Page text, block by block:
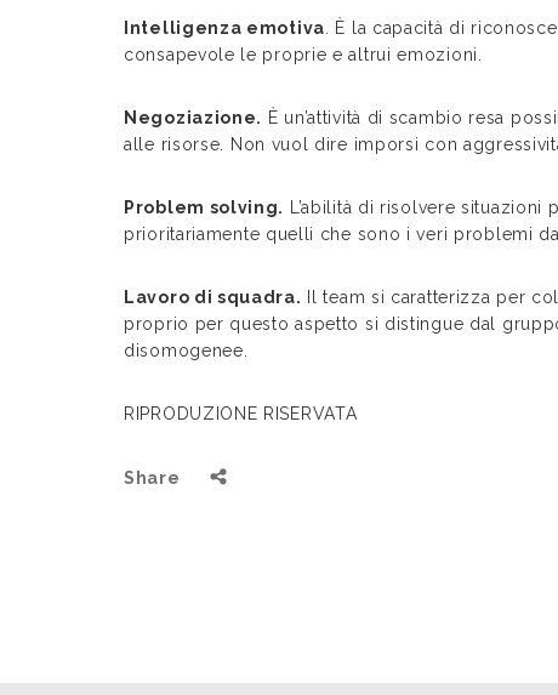
Intelligenza emotiva . È la capacità di
consapevole le proprie e altrui emozioni.
Negoziazione. È un’attività di scambio resa
alle risorse. Non vuol dire imporsi con
Problem solving. L’abilità di risolvere
prioritariamente quelli che sono i veri problemi
Lavoro di squadra. Il team si caratterizza per
proprio per questo aspetto si distingue dal
disomogenee.
RIPRODUZIONE RISERVATA
Share